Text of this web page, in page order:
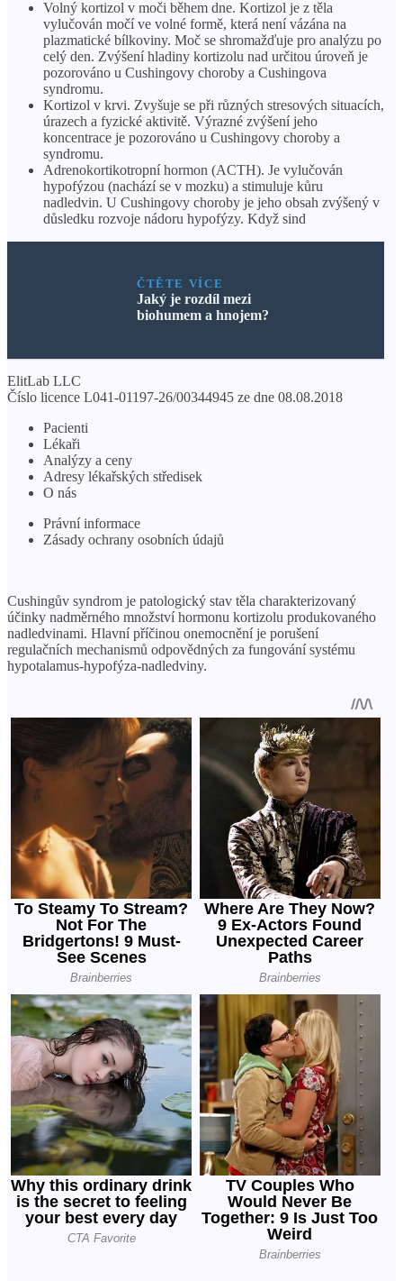
Volný kortizol v moči během dne. Kortizol je z těla
vylučován močí ve volné formě, která není vázána na
plazmatické bílkoviny. Moč se shromažďuje pro analýzu po
celý den. Zvýšení hladiny kortizolu nad určitou úroveň je
pozorováno u Cushingovy choroby a Cushingova
syndromu.
Kortizol v krvi. Zvyšuje se při různých stresových situacích,
úrazech a fyzické aktivitě. Výrazné zvýšení jeho
koncentrace je pozorováno u Cushingovy choroby a
syndromu.
Adrenokortikotropní hormon (ACTH). Je vylučován
hypofýzou (nachází se v mozku) a stimuluje kůru
nadledvin. U Cushingovy choroby je jeho obsah zvýšený v
důsledku rozvoje nádoru hypofýzy. Když sind
ČTĚTE VÍCE
Jaký je rozdíl mezi
biohumem a hnojem?
ElitLab LLC
Číslo licence L041-01197-26/00344945 ze dne 08.08.2018
Pacienti
Lékaři
Analýzy a ceny
Adresy lékařských středisek
O nás
Právní informace
Zásady ochrany osobních údajů
Cushingův syndrom je patologický stav těla charakterizovaný
účinky nadměrného množství hormonu kortizolu produkovaného
nadledvinami. Hlavní příčinou onemocnění je porušení
regulačních mechanismů odpovědných za fungování systému
hypotalamus-hypofýza-nadledviny.